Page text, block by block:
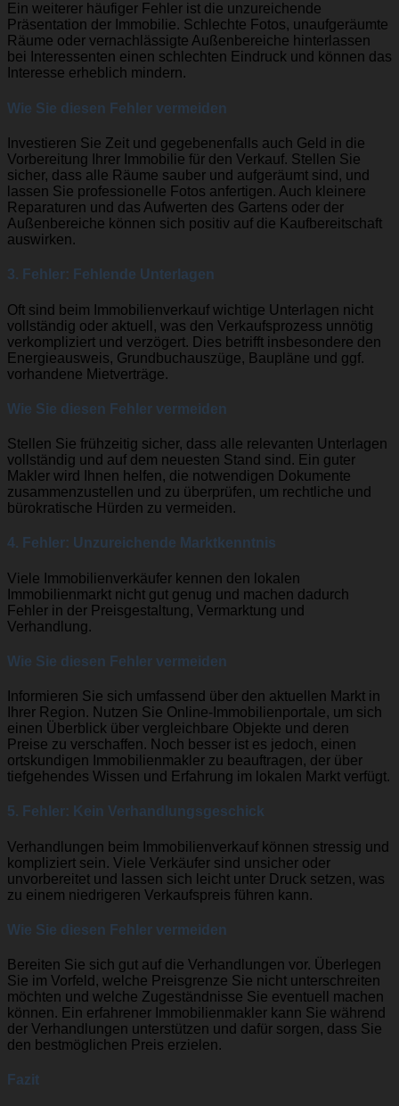
Ein weiterer häufiger Fehler ist die unzureichende
Präsentation der Immobilie. Schlechte Fotos, unaufgeräumte
Räume oder vernachlässigte Außenbereiche hinterlassen
bei Interessenten einen schlechten Eindruck und können das
Interesse erheblich mindern.
Wie Sie diesen Fehler vermeiden
Investieren Sie Zeit und gegebenenfalls auch Geld in die
Vorbereitung Ihrer Immobilie für den Verkauf. Stellen Sie
sicher, dass alle Räume sauber und aufgeräumt sind, und
lassen Sie professionelle Fotos anfertigen. Auch kleinere
Reparaturen und das Aufwerten des Gartens oder der
Außenbereiche können sich positiv auf die Kaufbereitschaft
auswirken.
3. Fehler: Fehlende Unterlagen
Oft sind beim Immobilienverkauf wichtige Unterlagen nicht
vollständig oder aktuell, was den Verkaufsprozess unnötig
verkompliziert und verzögert. Dies betrifft insbesondere den
Energieausweis, Grundbuchauszüge, Baupläne und ggf.
vorhandene Mietverträge.
Wie Sie diesen Fehler vermeiden
Stellen Sie frühzeitig sicher, dass alle relevanten Unterlagen
vollständig und auf dem neuesten Stand sind. Ein guter
Makler wird Ihnen helfen, die notwendigen Dokumente
zusammenzustellen und zu überprüfen, um rechtliche und
bürokratische Hürden zu vermeiden.
4. Fehler: Unzureichende Marktkenntnis
Viele Immobilienverkäufer kennen den lokalen
Immobilienmarkt nicht gut genug und machen dadurch
Fehler in der Preisgestaltung, Vermarktung und
Verhandlung.
Wie Sie diesen Fehler vermeiden
Informieren Sie sich umfassend über den aktuellen Markt in
Ihrer Region. Nutzen Sie Online-Immobilienportale, um sich
einen Überblick über vergleichbare Objekte und deren
Preise zu verschaffen. Noch besser ist es jedoch, einen
ortskundigen Immobilienmakler zu beauftragen, der über
tiefgehendes Wissen und Erfahrung im lokalen Markt verfügt.
5. Fehler: Kein Verhandlungsgeschick
Verhandlungen beim Immobilienverkauf können stressig und
kompliziert sein. Viele Verkäufer sind unsicher oder
unvorbereitet und lassen sich leicht unter Druck setzen, was
zu einem niedrigeren Verkaufspreis führen kann.
Wie Sie diesen Fehler vermeiden
Bereiten Sie sich gut auf die Verhandlungen vor. Überlegen
Sie im Vorfeld, welche Preisgrenze Sie nicht unterschreiten
möchten und welche Zugeständnisse Sie eventuell machen
können. Ein erfahrener Immobilienmakler kann Sie während
der Verhandlungen unterstützen und dafür sorgen, dass Sie
den bestmöglichen Preis erzielen.
Fazit